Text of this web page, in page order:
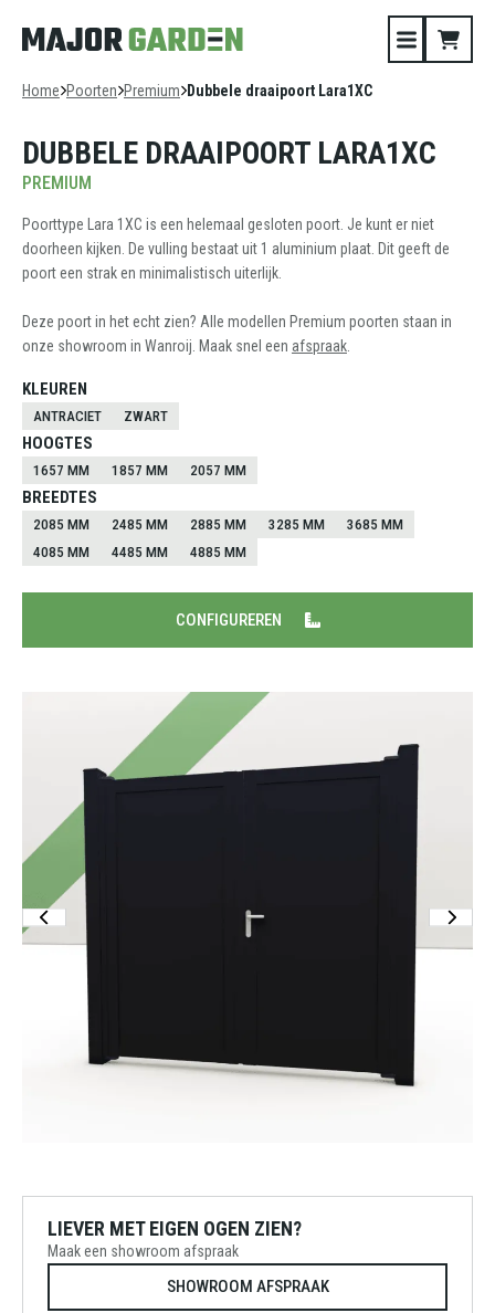
Home Poorten Premium Dubbele draaipoort Lara1XC
DUBBELE DRAAIPOORT LARA1XC
PREMIUM
Poorttype Lara 1XC is een helemaal gesloten poort. Je kunt er niet
doorheen kijken. De vulling bestaat uit 1 aluminium plaat. Dit geeft de
poort een strak en minimalistisch uiterlijk.
Deze poort in het echt zien? Alle modellen Premium poorten staan in
onze showroom in Wanroij. Maak snel een afspraak
KLEUREN
ANTRACIET ZWART
HOOGTES
1657 MM 1857 MM 2057 MM
BREEDTES
2085 MM 2485 MM 2885 MM 3285 MM
3685 MM
4085 MM
4485 MM 4885 MM
CONFIGUREREN
LIEVER MET EIGEN OGEN ZIEN?
Maak een showroom afspraak
SHOWROOM AFSPRAAK